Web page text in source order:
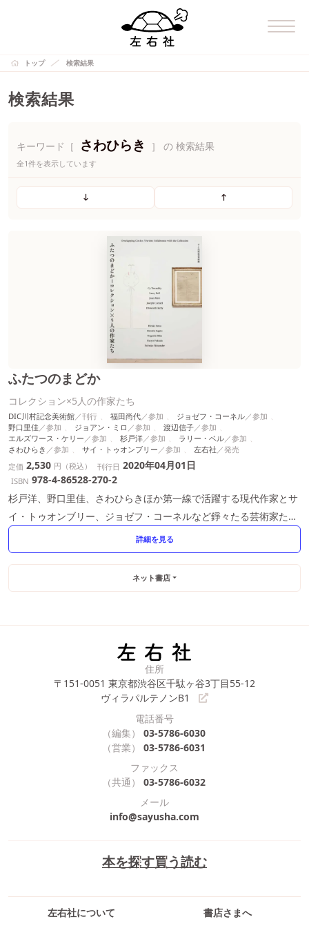
トップ 検索結果
検索結果
キーワード［ さわひらき ］ の 検索結果
全1件を表示しています
ふたつのまどか
コレクション×5人の作家たち
DIC川村記念美術館 福田尚代
ジョゼフ・コーネル
野口里佳
ジョアン・ミロ
渡辺信子
エルズワース・ケリー
杉戸洋
ラリー・ベル
さわひらき
サイ・トゥオンブリー
左右社
定価 2,530 円（税込） 刊行日 2020年04月01日
ISBN 978-4-86528-270-2
杉戸洋、野口里佳、さわひらきほか第一線で活躍する現代作家とサ
イ・トゥオンブリー、ジョゼフ・コーネルなど錚々たる芸術家たち
詳細を見る
ネット書店
本を探す買う読む
左右社について 書店さまへ
住所
〒151-0051 東京都渋谷区千駄ヶ谷3丁目55-12
ヴィラパルテノンB1
電話番号
（編集）
03-5786-6030
（営業）
03-5786-6031
ファックス
（共通）
03-5786-6032
メール
info@sayusha.com